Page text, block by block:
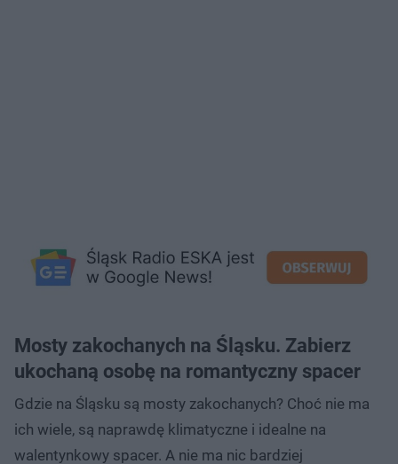
Mosty zakochanych na Śląsku. Zabierz
ukochaną osobę na romantyczny spacer
Gdzie na Śląsku są mosty zakochanych? Choć nie ma
ich wiele, są naprawdę klimatyczne i idealne na
walentynkowy spacer. A nie ma nic bardziej